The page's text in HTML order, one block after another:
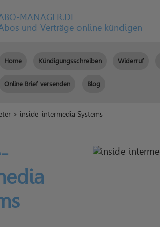
MANAGER.DE
und Verträge online kündigen
Home Kündigungsschreiben Widerruf
Online Brief versenden Blog
> inside-intermedia Systems